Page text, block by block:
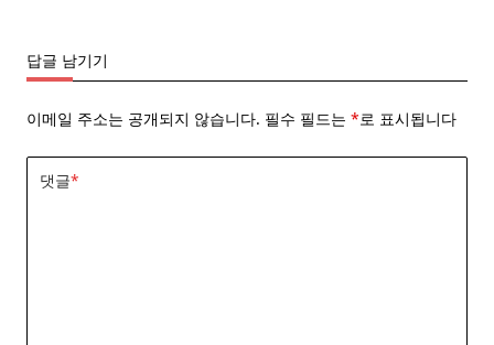
답글 남기기
이메일 주소는 공개되지 않습니다. 필수 필드는 *로 표시됩니다
댓글*